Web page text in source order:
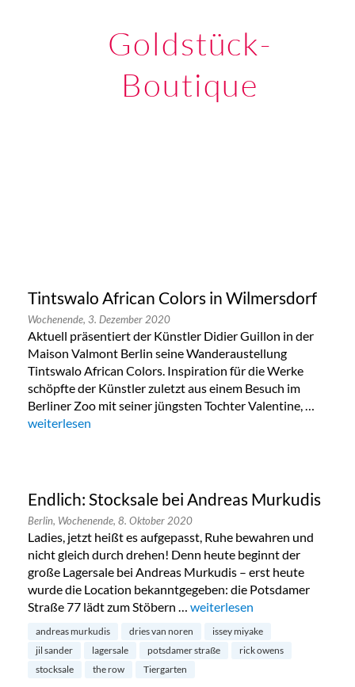
Goldstück-
Boutique
Tintswalo African Colors in Wilmersdorf
Wochenende, 3. Dezember 2020
Aktuell präsentiert der Künstler Didier Guillon in der
Maison Valmont Berlin seine Wanderaustellung
Tintswalo African Colors. Inspiration für die Werke
schöpfte der Künstler zuletzt aus einem Besuch im
Berliner Zoo mit seiner jüngsten Tochter Valentine, …
„Tintswalo African Colors in Wilmersdorf“
weiterlesen
Endlich: Stocksale bei Andreas Murkudis
Berlin, Wochenende, 8. Oktober 2020
Ladies, jetzt heißt es aufgepasst, Ruhe bewahren und
nicht gleich durch drehen! Denn heute beginnt der
große Lagersale bei Andreas Murkudis – erst heute
wurde die Location bekanntgegeben: die Potsdamer
Straße 77 lädt zum Stöbern … „Endlich: Stocksale bei
weiterlesen
andreas murkudis dries van noren
issey miyake
jil sander
lagersale potsdamer straße
rick owens
stocksale
the row Tiergarten